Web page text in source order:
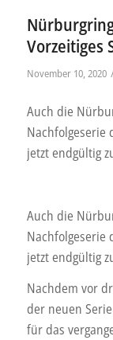
Vorzeitiges
November 10, 2020
Auch die
Nachfolgeserie
jetzt endgültig
Auch die
Nachfolgeserie
jetzt endgültig
Nachdem vor
der neuen
für das